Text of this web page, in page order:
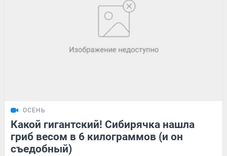
ОСЕНЬ
Какой гигантский! Сибирячка нашла
гриб весом в 6 килограммов (и он
съедобный)